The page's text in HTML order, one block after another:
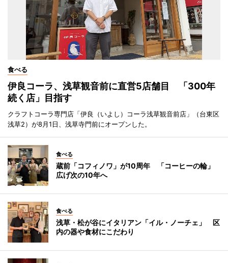
食べる
伊良コーラ、浅草観音前に直営5店舗目 「300年
続く店」目指す
クラフトコーラ専門店「伊良（いよし）コーラ浅草観音前店」（台東区
浅草2）が8月1日、浅草寺門前にオープンした。
食べる
蔵前「コフィノワ」が10周年 「コーヒーの輪」
広げ次の10年へ
食べる
浅草・松が谷にイタリアン「イル・ノーチェ」 区
内の器や食材にこだわり